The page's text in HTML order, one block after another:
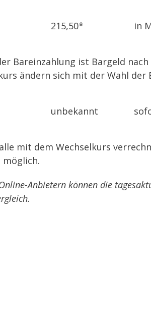
215,50* in
Bareinzahlung ist Bargeld
ändern sich mit der Wahl der
unbekannt
mit dem Wechselkurs
Anbietern können die